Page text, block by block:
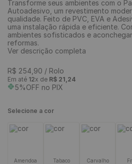
Transforme seus ambientes com o
Autoadesivo, um revestimento
qualidade. Feito de PVC, EVA e
uma instalação rápida e eficiente.
ambientes sofisticados e
reformas.
Ver descrição completa
R$ 254 90 / Rolo
Em até 12x de R$ 21,24
5%OFF no PIX
Selecione a cor
Amendoa Tabaco Carvalho